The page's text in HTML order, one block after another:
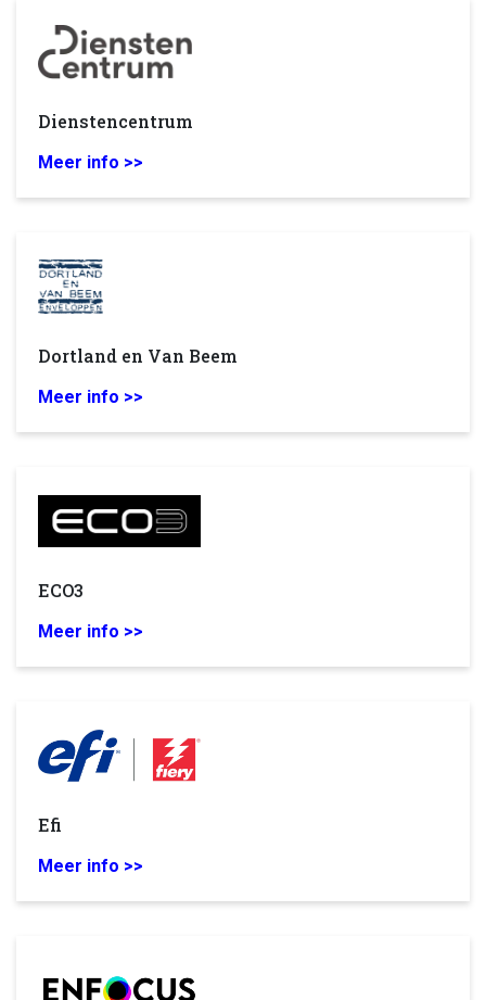
Dienstencentrum
Meer info >>
Dortland en Van Beem
Meer info >>
ECO3
Meer info >>
Efi
Meer info >>